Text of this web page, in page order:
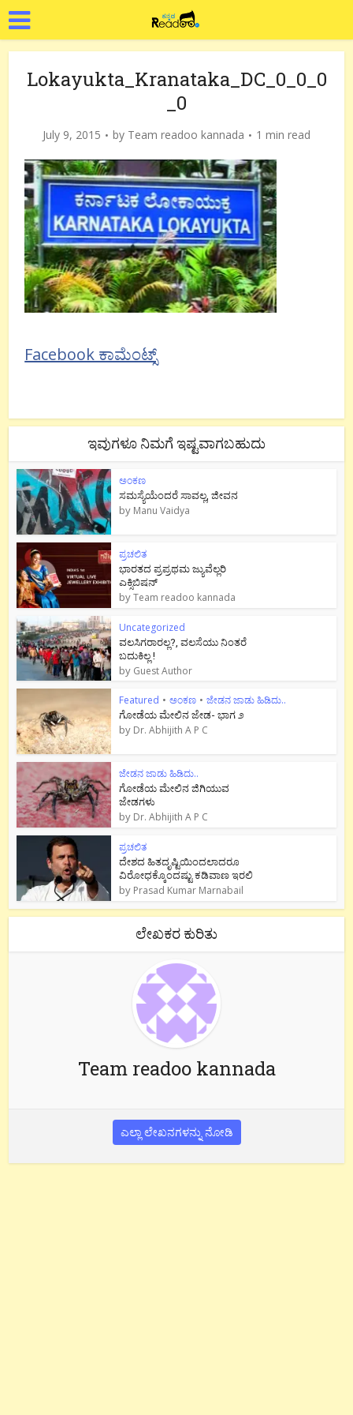
Lokayukta_Kranataka_DC_0_0_0
_0
July 9, 2015 by Team readoo kannada 1 min read
Facebook ಕಾಮೆಂಟ್ಸ್
ಇವುಗಳೂ ನಿಮಗೆ ಇಷ್ಟವಾಗಬಹುದು
ಅಂಕಣ
ಸಮಸ್ಯೆಯೆಂದರೆ ಸಾವಲ್ಲ, ಜೀವನ
by Manu Vaidya
ಪ್ರಚಲಿತ
ಭಾರತದ ಪ್ರಪ್ರಥಮ ಜ್ಯುವೆಲ್ಲರಿ
ಎಕ್ಸಿಬಿಷನ್
byTeam readoo kannada
Uncategorized
ವಲಸಿಗರಾರಲ್ಲ?, ವಲಸೆಯು ನಿಂತರೆ
ಬದುಕಿಲ್ಲ !
by Guest Author
Featured • ಅಂಕಣ • ಜೇಡನ ಜಾಡು ಹಿಡಿದು..
ಗೋಡೆಯ ಮೇಲಿನ ಜೇಡ- ಭಾಗ ೨
by Dr. Abhijith A P C
ಜೇಡನ ಜಾಡು ಹಿಡಿದು..
ಗೋಡೆಯ ಮೇಲಿನ ಜಿಗಿಯುವ
ಜೇಡಗಳು
by Dr. Abhijith A P C
ಪ್ರಚಲಿತ
ದೇಶದ ಹಿತದೃಷ್ಟಿಯಿಂದಲಾದರೂ
ವಿರೋಧಕ್ಕೊಂದಷ್ಟು ಕಡಿವಾಣ ಇರಲಿ
by Prasad Kumar Marnabail
ಲೇಖಕರ ಕುರಿತು
Team readoo kannada
ಎಲ್ಲಾ ಲೇಖನಗಳನ್ನು ನೋಡಿ